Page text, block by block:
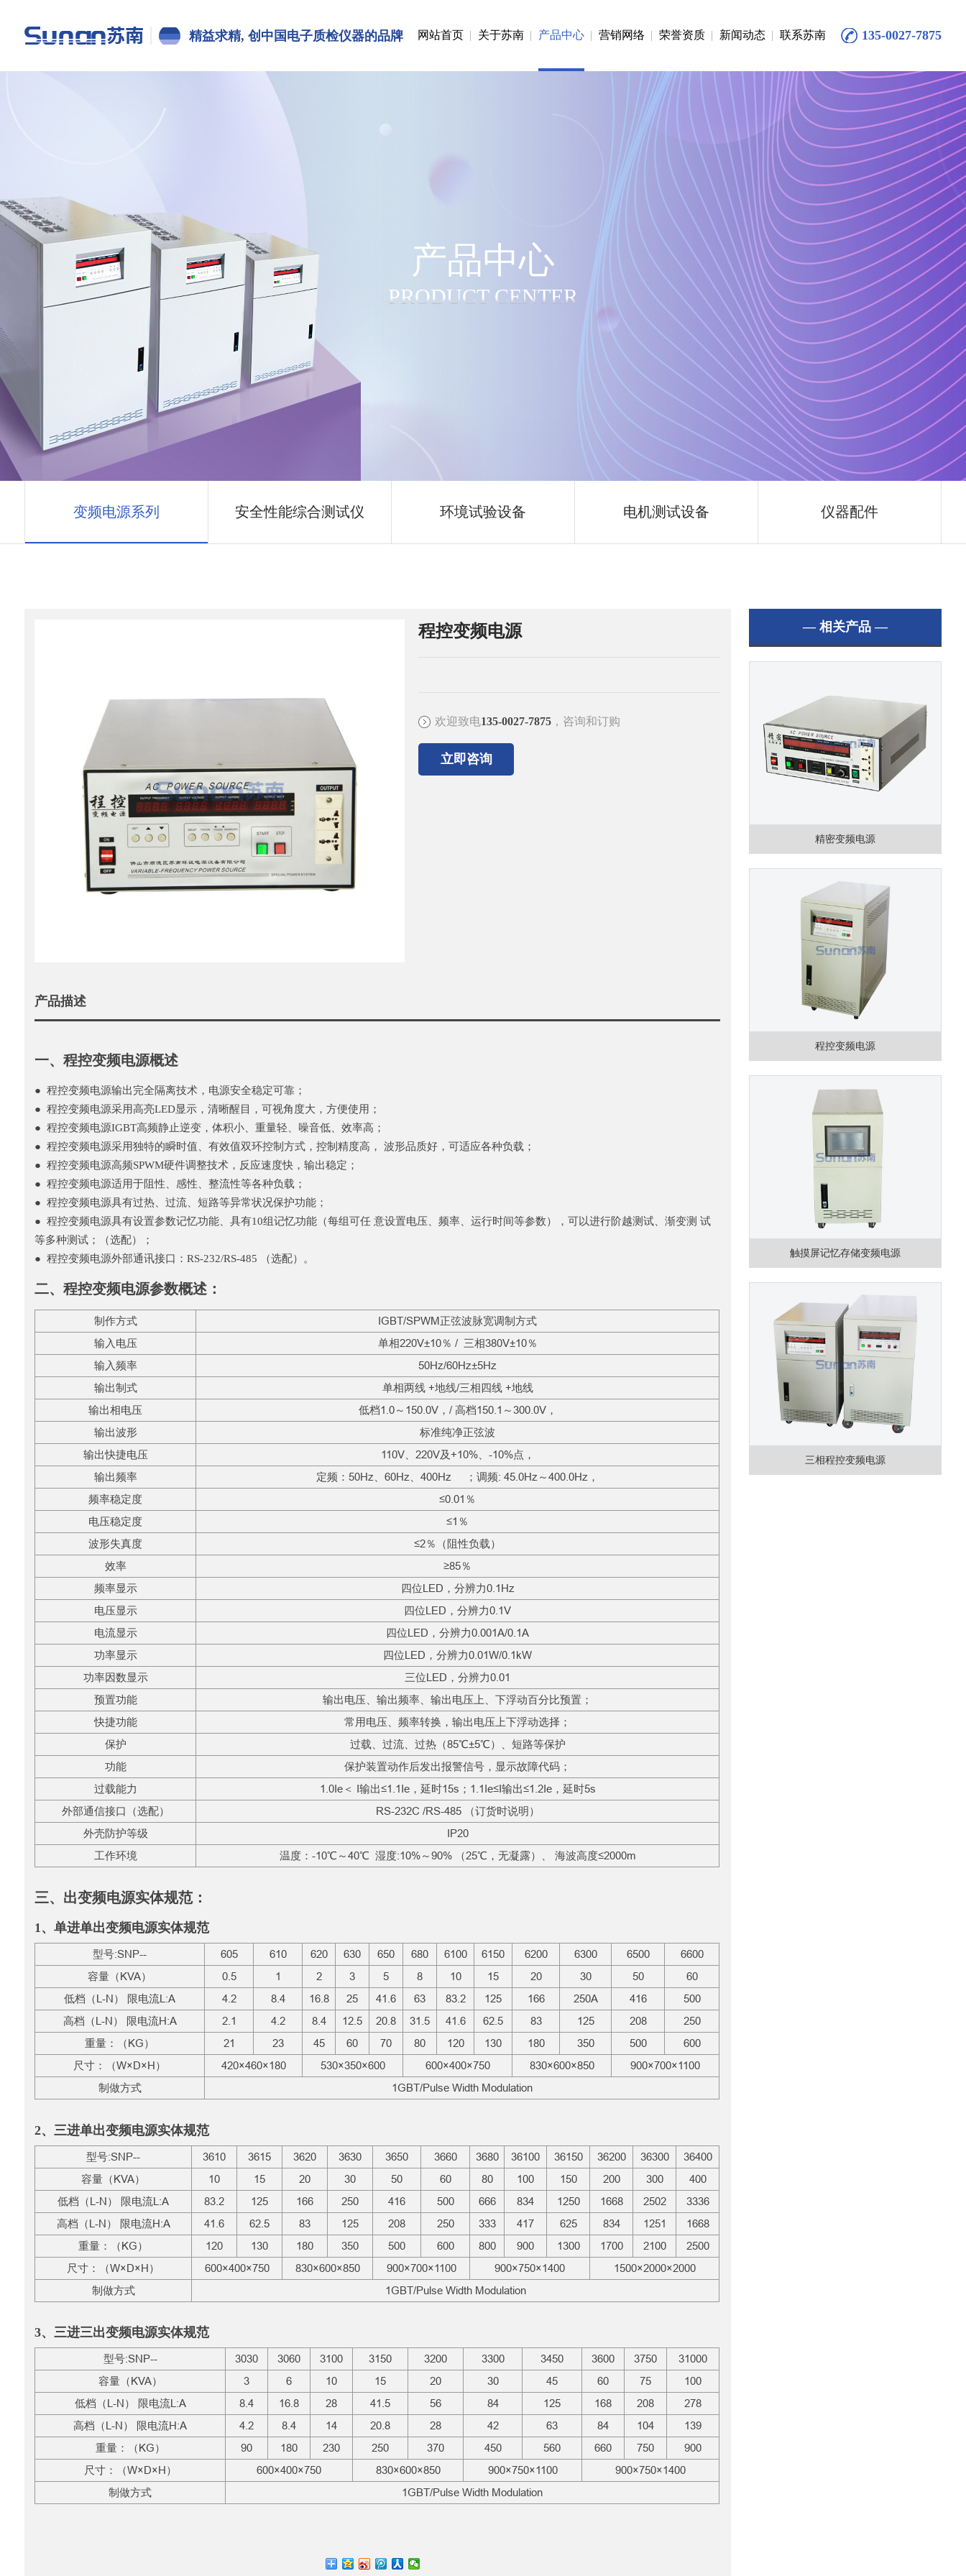
精益求精, 创中国电子质检仪器的品牌 网站首页 关于苏南 产品中心 营销网络 荣誉资质 新闻动态 联系苏南 135-0027-7875
产品中心
PRODUCT CENTER
变频电源系列 安全性能综合测试仪 环境试验设备 电机测试设备 仪器配件
程控变频电源
欢迎致电135-0027-7875 ，咨询和订购
立即咨询
产品描述
一、程控变频电源概述
● 程控变频电源输出完全隔离技术，电源安全稳定可靠；
● 程控变频电源采用高亮LED显示，清晰醒目，可视角度大，方便使用；
● 程控变频电源IGBT高频静止逆变，体积小、重量轻、噪音低、效率高；
● 程控变频电源采用独特的瞬时值、有效值双环控制方式，控制精度高， 波形品质好，可适应各种负载；
● 程控变频电源高频SPWM硬件调整技术，反应速度快，输出稳定；
● 程控变频电源适用于阻性、感性、整流性等各种负载；
● 程控变频电源具有过热、过流、短路等异常状况保护功能；
● 程控变频电源具有设置参数记忆功能、具有10组记忆功能（每组可任 意设置电压、频率、运行时间等参数），可以进行阶越测试、渐变测 试
等多种测试；（选配）；
● 程控变频电源外部通讯接口：RS-232/RS-485 （选配）。
二、程控变频电源参数概述：
制作方式
IGBT/SPWM正弦波脉宽调制方式
输入电压
单相220V±10％ / 三相380V±10％
输入频率
50Hz/60Hz±5Hz
输出制式
单相两线 +地线/三相四线 +地线
输出相电压
低档1.0～150.0V，/ 高档150.1～300.0V，
输出波形
标准纯净正弦波
输出快捷电压
110V、220V及+10%、-10%点，
输出频率
定频：50Hz、60Hz、400Hz ；调频: 45.0Hz～400.0Hz，
频率稳定度
≤0.01％
电压稳定度
≤1％
波形失真度
≤2％（阻性负载）
效率
≥85％
频率显示
四位LED，分辨力0.1Hz
电压显示
四位LED，分辨力0.1V
电流显示
四位LED，分辨力0.001A/0.1A
功率显示
四位LED，分辨力0.01W/0.1kW
功率因数显示
三位LED，分辨力0.01
预置功能
输出电压、输出频率、输出电压上、下浮动百分比预置；
快捷功能
常用电压、频率转换，输出电压上下浮动选择；
保护
过载、过流、过热（85℃±5℃）、短路等保护
功能
保护装置动作后发出报警信号，显示故障代码；
过载能力
1.0Ie＜ I输出≤1.1Ie，延时15s；1.1Ie≤I输出≤1.2Ie，延时5s
外部通信接口（选配）
RS-232C /RS-485 （订货时说明）
外壳防护等级
IP20
工作环境
温度：-10℃～40℃ 湿度:10%～90% （25℃，无凝露）、 海波高度≤2000m
三、出变频电源实体规范：
1、单进单出变频电源实体规范
型号:SNP-- 605 610 620 630 650 680 6100 6150 6200 6300 6500
6600
容量（KVA）
0.5 1 2 3 5 8 10 15 20 30 50
60
低档（L-N） 限电流L:A
4.2 8.4 16.8 25 41.6 63 83.2 125 166 250A 416
500
高档（L-N） 限电流H:A
2.1 4.2 8.4 12.5 20.8 31.5 41.6 62.5 83 125 208
250
重量：（KG）
21 23 45 60 70 80 120 130 180 350 500
600
尺寸：（W×D×H）
420×460×180 530×350×600 600×400×750 830×600×850
900×700×1100
制做方式
1GBT/Pulse Width Modulation
2、三进单出变频电源实体规范
型号:SNP-- 3610 3615 3620 3630 3650 3660 3680 36100 36150 36200 36300
36400
容量（KVA）
10 15 20 30 50 60 80 100 150 200 300
400
低档（L-N） 限电流L:A
83.2 125 166 250 416 500 666 834 1250 1668 2502
3336
高档（L-N） 限电流H:A
41.6 62.5 83 125 208 250 333 417 625 834 1251
1668
重量：（KG）
120 130 180 350 500 600 800 900 1300 1700 2100
2500
尺寸：（W×D×H）
600×400×750 830×600×850 900×700×1100 900×750×1400
1500×2000×2000
制做方式
1GBT/Pulse Width Modulation
3、三进三出变频电源实体规范
型号:SNP-- 3030 3060 3100 3150 3200 3300 3450 3600 3750
31000
容量（KVA）
3 6 10 15 20 30 45 60 75
100
低档（L-N） 限电流L:A
8.4 16.8 28 41.5 56 84 125 168 208
278
高档（L-N） 限电流H:A
4.2 8.4 14 20.8 28 42 63 84 104
139
重量：（KG）
90 180 230 250 370 450 560 660 750
900
尺寸：（W×D×H）
600×400×750 830×600×850 900×750×1100
900×750×1400
制做方式
1GBT/Pulse Width Modulation
— 相关产品 —
精密变频电源
程控变频电源
触摸屏记忆存储变频电源
三相程控变频电源